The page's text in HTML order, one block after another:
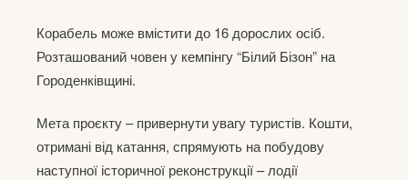
Корабель може вмістити до 16 дорослих осіб.
Розташований човен у кемпінгу “Білий Бізон” на
Городенківщині.
Мета проєкту – привернути увагу туристів. Кошти,
отримані від катання, спрямують на побудову
наступної історичної реконструкції – лодії